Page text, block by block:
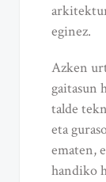
eginez.
Azken
gaitasun
talde
eta
ematen,
handiko